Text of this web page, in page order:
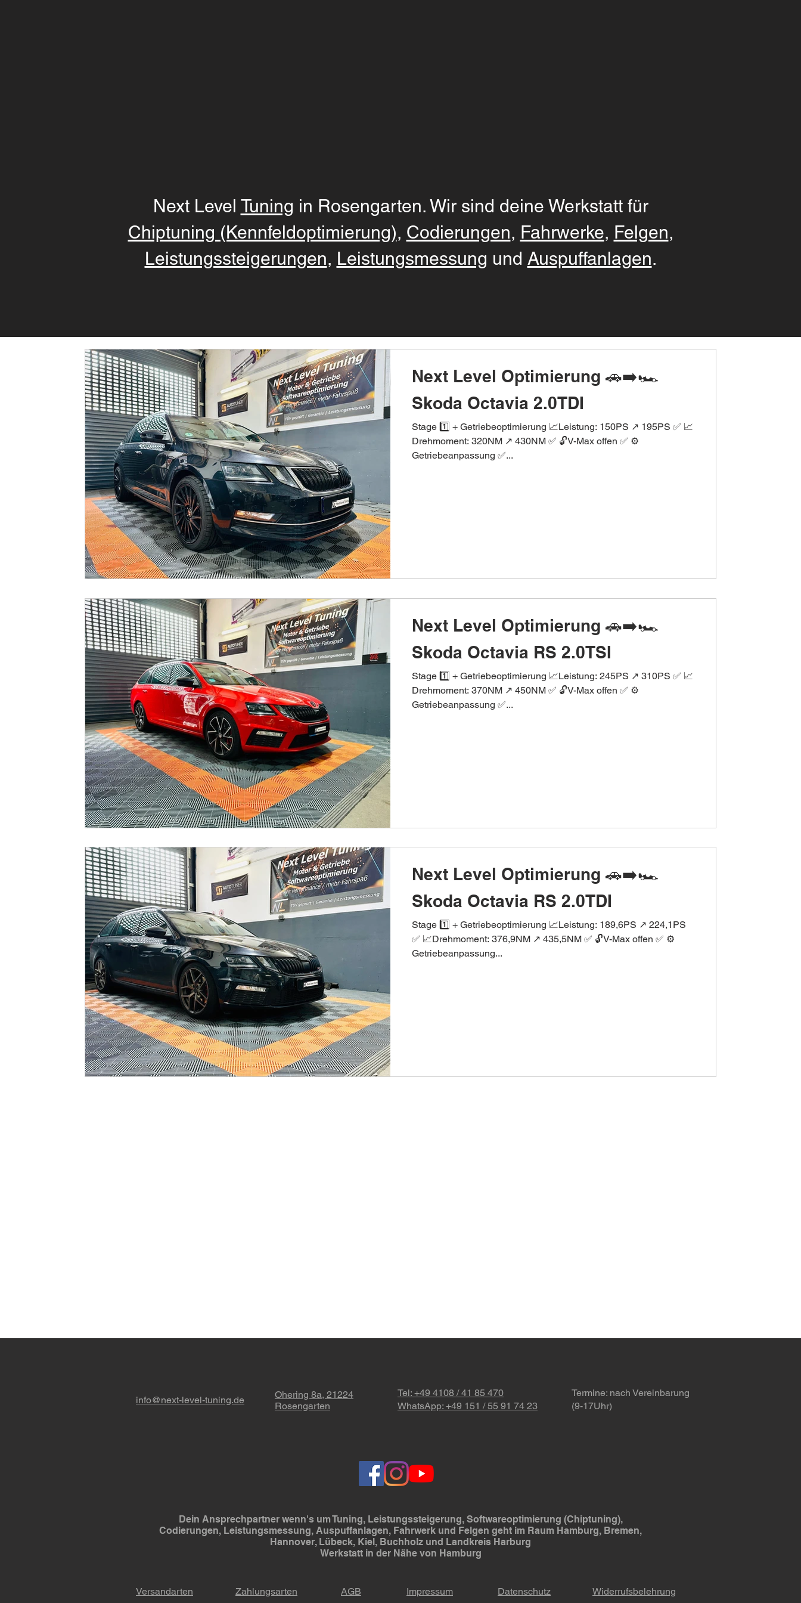
Next Level Tuning in Rosengarten. Wir sind deine Werkstatt für
Chiptuning (Kennfeldoptimierung), Codierungen, Fahrwerke, Felgen,
Leistungssteigerungen, Leistungsmessung und Auspuffanlagen.
Next Level Optimierung 🚗➡️🏎
Skoda Octavia 2.0TDI
Stage 1️⃣ + Getriebeoptimierung 📈Leistung: 150PS ↗️ 195PS ✅ 📈
Drehmoment: 320NM ↗️ 430NM ✅ 🔓V-Max offen ✅ ⚙️
Getriebeanpassung ✅...
Next Level Optimierung 🚗➡️🏎
Skoda Octavia RS 2.0TSI
Stage 1️⃣ + Getriebeoptimierung 📈Leistung: 245PS ↗️ 310PS ✅ 📈
Drehmoment: 370NM ↗️ 450NM ✅ 🔓V-Max offen ✅ ⚙️
Getriebeanpassung ✅...
Next Level Optimierung 🚗➡️🏎
Skoda Octavia RS 2.0TDI
Stage 1️⃣ + Getriebeoptimierung 📈Leistung: 189,6PS ↗️ 224,1PS
✅ 📈Drehmoment: 376,9NM ↗️ 435,5NM ✅ 🔓V-Max offen ✅ ⚙️
Getriebeanpassung...
info@next-level-tuning.de
Ohering 8a, 21224
Rosengarten
Tel: +49 4108 / 41 85 470
WhatsApp: +49 151 / 55 91 74 23
Termine: nach Vereinbarung
(9-17Uhr)
Dein Ansprechpartner wenn's um Tuning, Leistungssteigerung, Softwareoptimierung (Chiptuning),
Codierungen, Leistungsmessung, Auspuffanlagen, Fahrwerk und Felgen geht im Raum Hamburg, Bremen,
Hannover, Lübeck, Kiel, Buchholz und Landkreis Harburg
Werkstatt in der Nähe von Hamburg
Versandarten Zahlungsarten AGB Impressum Datenschutz Widerrufsbelehrung